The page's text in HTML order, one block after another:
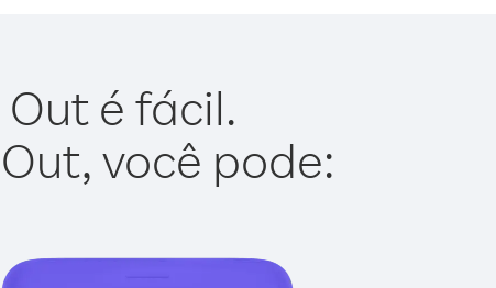
é fácil.
você pode: